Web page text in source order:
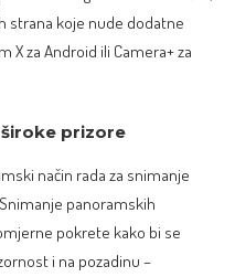
strana koje nude dodatne
X za Android ili Camera+ za
prizore
način rada za snimanje
panoramskih
pokrete kako bi se
i na pozadinu –